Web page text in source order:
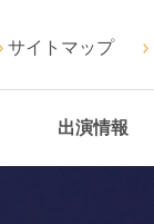
サイトマップ
出演情報